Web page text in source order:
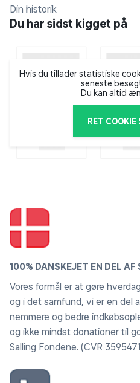
L'Oréal Paris er et af
og har i over 100 år udviklet
you’re worth it” blevet tæt
flittigt har brugt det
versioner siden 1971.
produktsortiment af
hudpleje og makeup.
Din historik
Du har sidst kigget på
Hvis du tillader statistiske
seneste
Du kan altid
RET COOKIE
100% DANSKEJET EN DEL
Vores formål er at gøre
og i det samfund, vi er en del
nemmere og bedre
og ikke mindst donationer til
Salling Fondene. (CVR